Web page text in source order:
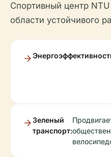
Спортивный центр
области устойчивого
Зеленый
транспорт: